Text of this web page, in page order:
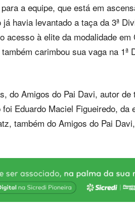
a equipe, que está em
havia levantado a taça da 3ª
acesso à elite da modalidade em
carimbou sua vaga na 1ª
do Amigos do Pai Davi, autor
Eduardo Maciel Figueiredo, da
também do Amigos do Pai